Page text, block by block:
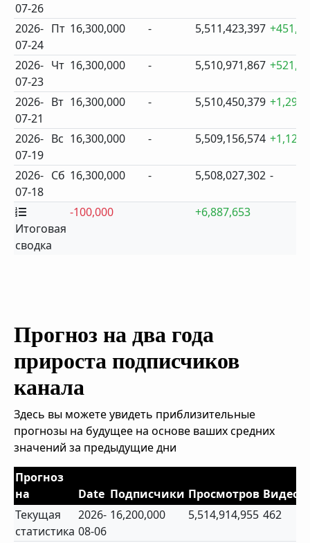
07-26
2026-
07-24
Пт 16,300,000 - 5,511,423,397
2026-
07-23
Чт 16,300,000 - 5,510,971,867
2026-
07-21
Вт 16,300,000 - 5,510,450,379
2026-
07-19
Вс 16,300,000 - 5,509,156,574
2026-
07-18
Сб 16,300,000 - 5,508,027,302 -
Итоговая
сводка
-100,000 +6,887,653
Прогноз на два года
прироста подписчиков
канала
Здесь вы можете увидеть приблизительные
прогнозы на будущее на основе ваших средних
значений за предыдущие дни
Прогноз
на
Date Подписчики Просмотров Видео
Текущая
статистика
2026-
08-06
16,200,000 5,514,914,955 462